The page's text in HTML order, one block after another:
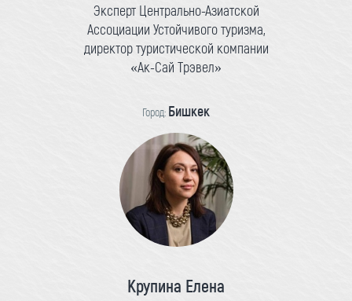
Эксперт Центрально-Азиатской
Ассоциации Устойчивого туризма,
директор туристической компании
«Ак-Сай Трэвел»
Город: Бишкек
Крупина Елена